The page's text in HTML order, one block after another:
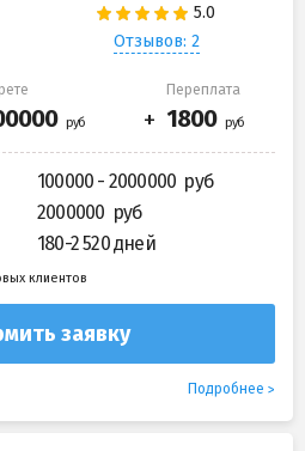
Отзывов: 2
Переплата
100000 - 2000000
2000000
180-2 520 дней
клиентов
заявку
Подробнее